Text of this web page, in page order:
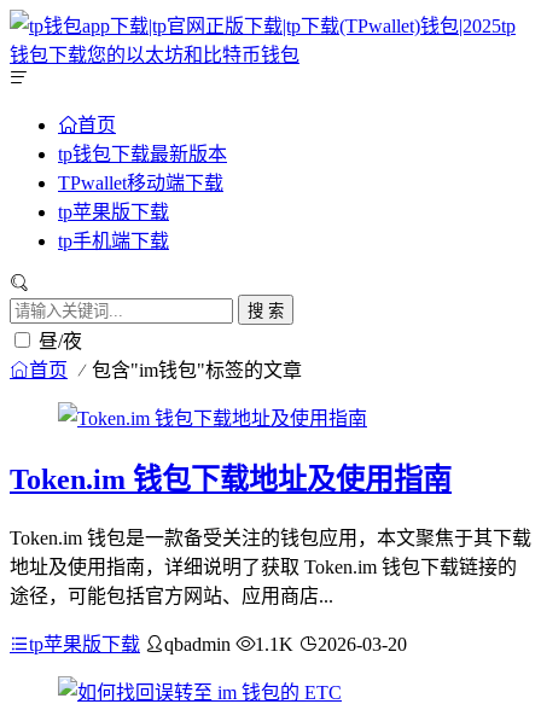
首页
tp钱包下载最新版本
TPwallet移动端下载
tp苹果版下载
tp手机端下载
搜 索
昼/夜
首页 包含"im钱包"标签的文章
Token.im 钱包下载地址及使用指南
Token.im 钱包是一款备受关注的钱包应用，本文聚焦于其下载
地址及使用指南，详细说明了获取 Token.im 钱包下载链接的
途径，可能包括官方网站、应用商店...
tp苹果版下载 qbadmin 1.1K 2026-03-20